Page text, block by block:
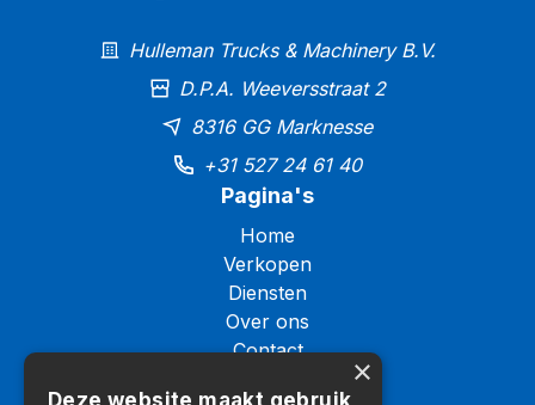
Hulleman Trucks & Machinery B.V.
D.P.A. Weeversstraat 2
8316 GG Marknesse
+31 527 24 61 40
Pagina's
Home
Verkopen
Diensten
Over ons
Contact
×
Deze website maakt gebruik